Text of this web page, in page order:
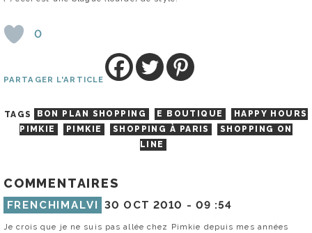
0
PARTAGER L'ARTICLE
TAGS BON PLAN SHOPPING E BOUTIQUE
HAPPY HOURS
PIMKIE
PIMKIE SHOPPING À PARIS
SHOPPING ON
LINE
COMMENTAIRES
FRENCHIMALVI 30 OCT 2010 - 09 :54
Je crois que je ne suis pas allée chez Pimkie depuis mes années